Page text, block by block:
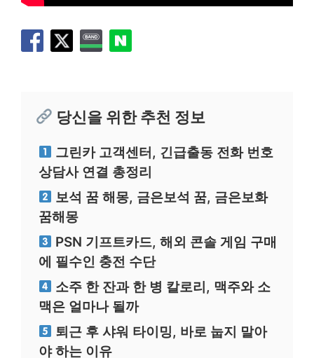
당신을 위한 추천 정보
그린카 고객센터, 긴급출동 전화 번호
상담사 연결 총정리
보석 꿈 해몽, 금은보석 꿈, 금은보화
꿈해몽
PSN 기프트카드, 해외 콘솔 게임 구매
에 필수인 충전 수단
소주 한 잔과 한 병 칼로리, 맥주와 소
맥은 얼마나 될까
퇴근 후 샤워 타이밍, 바로 눕지 말아
야 하는 이유